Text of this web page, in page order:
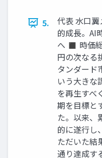
5.
代表 水口
的成長。AI
へ ◼ 時価
円の次なる
タンダード
いう大きな
を再生すべ
期を目標と
た。以来、
的に遂行し
ただいた結
通り達成す